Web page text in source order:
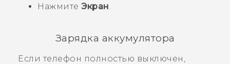
Нажмите Экран
Зарядка аккумулятора
Если телефон полностью выключен,